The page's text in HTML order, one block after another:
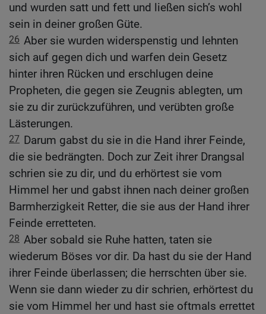
und wurden satt und fett und ließen sich’s wohl
sein in deiner großen Güte.
26 Aber sie wurden widerspenstig und lehnten
sich auf gegen dich und warfen dein Gesetz
hinter ihren Rücken und erschlugen deine
Propheten, die gegen sie Zeugnis ablegten, um
sie zu dir zurückzuführen, und verübten große
Lästerungen.
27 Darum gabst du sie in die Hand ihrer Feinde,
die sie bedrängten. Doch zur Zeit ihrer Drangsal
schrien sie zu dir, und du erhörtest sie vom
Himmel her und gabst ihnen nach deiner großen
Barmherzigkeit Retter, die sie aus der Hand ihrer
Feinde erretteten.
28 Aber sobald sie Ruhe hatten, taten sie
wiederum Böses vor dir. Da hast du sie der Hand
ihrer Feinde überlassen; die herrschten über sie.
Wenn sie dann wieder zu dir schrien, erhörtest du
sie vom Himmel her und hast sie oftmals errettet